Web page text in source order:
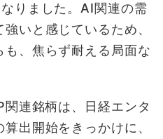
りました。AI関連の需
いと感じているため、
、焦らず耐える局面な
連銘柄は、日経エンタ
出開始をきっかけに、